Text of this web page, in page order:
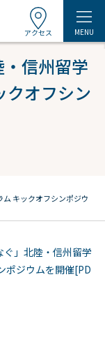
アクセス MENU
・信州留学
クオフシン
キックオフシンポジウ
ぐ」北陸・信州留学
ポジウムを開催[PD